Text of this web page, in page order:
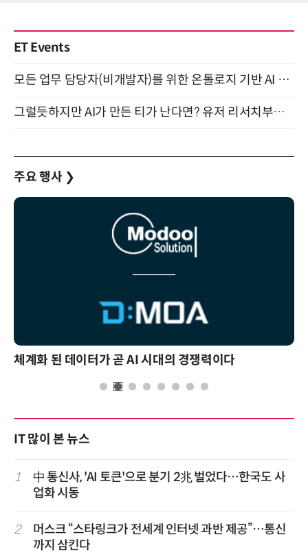
ET Events
모든 업무 담당자(비개발자)를 위한 온톨로지 기반 AI 지식체계 설계 1-day 워크숍 8월 20일 개최
그럴듯하지만 AI가 만든 티가 난다면? 유저 리서치부터 배포까지! (9/15)
주요 행사 ❯
체계화 된 데이터가 곧 AI 시대의 경쟁력이다
IT 많이 본 뉴스
1
中 통신사, 'AI 토큰'으로 분기 2兆 벌었다…한국도 사
업화 시동
2
머스크 “스타링크가 전세계 인터넷 과반 제공”…통신
까지 삼킨다